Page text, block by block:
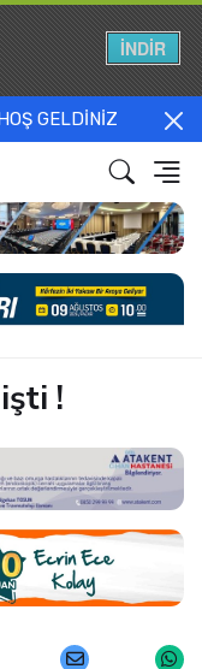
GELDİNİZ
!
İNDİR